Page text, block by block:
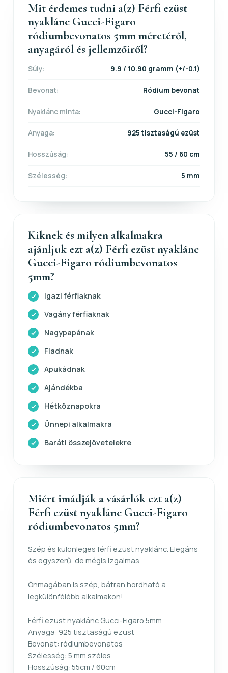
Mit érdemes tudni a(z) Férfi ezüst
nyaklánc Gucci-Figaro
ródiumbevonatos 5mm méretéről,
anyagáról és jellemzőiről?
Súly: 9.9 / 10.90 gramm (+/-0.1)
Bevonat: Ródium bevonat
Nyaklánc minta: Gucci-Figaro
Anyaga: 925 tisztaságú ezüst
Hosszúság: 55 / 60 cm
Szélesség: 5 mm
Kiknek és milyen alkalmakra
ajánljuk ezt a(z) Férfi ezüst nyaklánc
Gucci-Figaro ródiumbevonatos
5mm?
Igazi férfiaknak
Vagány férfiaknak
Nagypapának
Fiadnak
Apukádnak
Ajándékba
Hétköznapokra
Ünnepi alkalmakra
Baráti összejövetelekre
Miért imádják a vásárlók ezt a(z)
Férfi ezüst nyaklánc Gucci-Figaro
ródiumbevonatos 5mm?
Szép és különleges férfi ezüst nyaklánc. Elegáns
és egyszerű, de mégis izgalmas.
Önmagában is szép, bátran hordható a
legkülönfélébb alkalmakon!
Férfi ezüst nyaklánc Gucci-Figaro 5mm
Anyaga: 925 tisztaságú ezüst
Bevonat: ródiumbevonatos
Szélesség: 5 mm széles
Hosszúság: 55cm / 60cm